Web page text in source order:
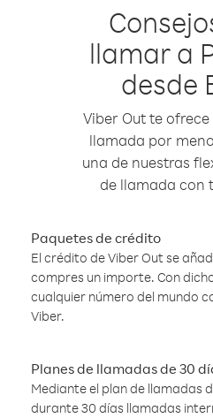
llamar a
desde
Viber Out te
llamada por
una de nuestras
de llamada con
Paquetes de crédito
El crédito de Viber Out se
compres un importe. Con
cualquier número del mundo
Viber.
Planes de llamadas de 30
Mediante el plan de llamadas
durante 30 días llamadas